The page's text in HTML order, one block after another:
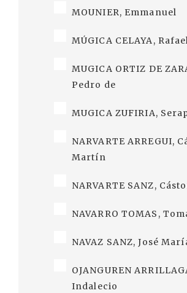
MOUNIER, Emmanuel
MÚGICA CELAYA,
MUGICA ORTIZ DE
Pedro de
MUGICA ZUFIRIA,
NARVARTE ARREGUI,
Martín
NARVARTE SANZ,
NAVARRO TOMAS,
NAVAZ SANZ, José
OJANGUREN
Indalecio